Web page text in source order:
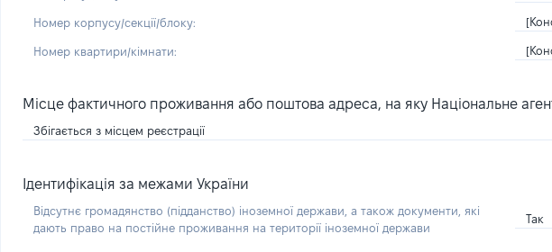
Номер корпусу/секції/блоку:
Номер квартири/кімнати:
Місце фактичного проживання або поштова адреса, на яку Національне
Збігається з місцем реєстрації
Ідентифікація за межами України
Відсутнє громадянство (підданство) іноземної держави, а також документи, які
дають право на постійне проживання на території іноземної держави
Так